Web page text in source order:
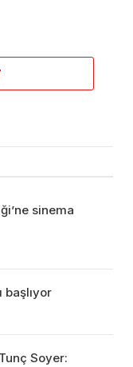
sinema
başlıyor
Soyer: